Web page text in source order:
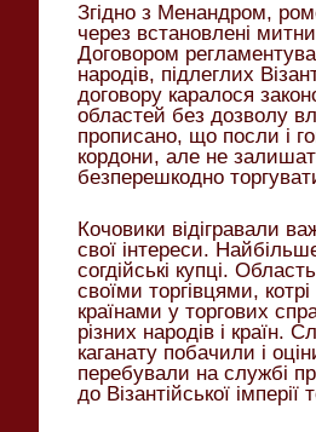
Згідно з Менандром,
через встановлені
Договором
народів, підлеглих
договору каралося
областей без дозволу
прописано, що посли і
кордони, але не
безперешкодно
Кочовики відігравали
свої інтереси.
согдійські купці.
своїми торгівцями,
країнами у торгових
різних народів і країн.
каганату побачили і
перебували на службі
до Візантійської імперії